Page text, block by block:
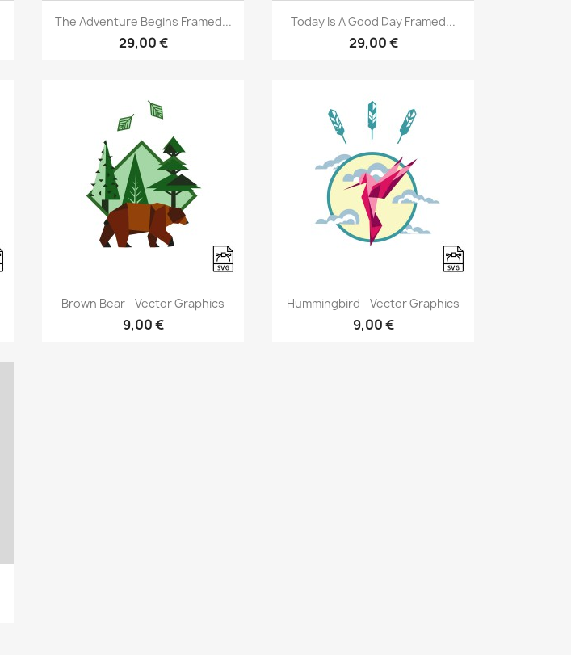
Vista rápida
The Adventure Begins Framed...
29,00 €
Vista rápida
Today Is A Good Day Framed...
29,00 €
Vista rápida
Brown Bear - Vector Graphics
9,00 €
Vista rápida
Hummingbird - Vector Graphics
9,00 €